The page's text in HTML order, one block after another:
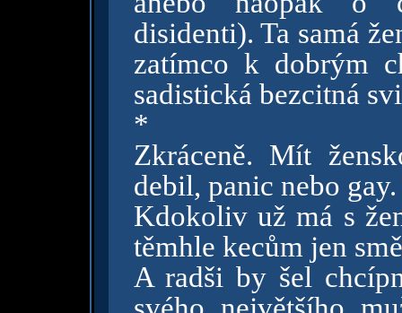
disidenti). Ta samá
zatímco k dobrým
sadistická bezcitná
*
Zkráceně. Mít
debil, panic nebo
Kdokoliv už má s
těmhle kecům jen
A radši by šel